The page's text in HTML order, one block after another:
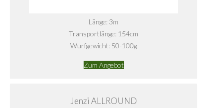
Länge: 3m
Transportlänge: 154cm
Wurfgewicht: 50-100g
Zum Angebot
Jenzi ALLROUND